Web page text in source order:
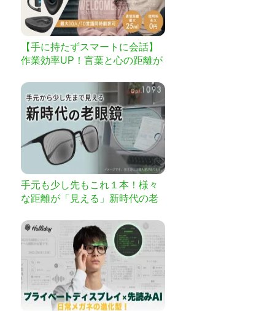
【手に持たずスマートに会話】
作業効率UP！言葉と心の距離が
手元も少し先もこれ１本！様々
な距離が「見える」新時代の老